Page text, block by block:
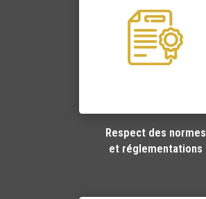
Respect des normes
et réglementations